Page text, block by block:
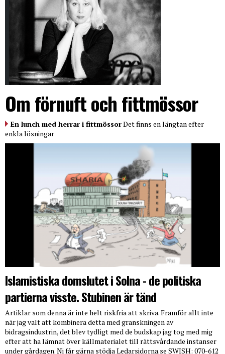
Om förnuft och fittmössor
En lunch med herrar i fittmössorDet finns en längtan efter
enkla lösningar
Islamistiska domslutet i Solna - de politiska
partierna visste. Stubinen är tänd
Artiklar som denna är inte helt riskfria att skriva. Framför allt inte
när jag valt att kombinera detta med granskningen av
bidragsindustrin, det blev tydligt med de budskap jag tog med mig
efter att ha lämnat över källmaterialet till rättsvårdande instanser
under gårdagen. Ni får gärna stödja Ledarsidorna.se SWISH: 070-612